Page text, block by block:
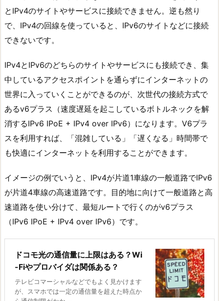
とIPv4のサイトやサービスに接続できません。逆も然り
で、IPv4の回線を使っていると、IPv6のサイトなどに接続
できないです。
IPv4とIPv6のどちらのサイトやサービスにも接続でき、集
中しているアクセスポイントを通らずにインターネットの
世界に入っていくことができるのが、次世代の接続方式で
あるv6プラス（速度遅延を起こしているボトルネックを解
消するIPv6 IPoE + IPv4 over IPv6）になります。V6プラ
スを利用すれば、「混雑している」「遅くなる」時間帯で
も快適にインターネットを利用することができます。
イメージの例でいうと、IPv4が片道1車線の一般道路でIPv6
が片道4車線の高速道路です。目的地に向けて一般道路と高
速道路を使い分けて、最短ルートで行くのがv6プラス
（IPv6 IPoE + IPv4 over IPv6）です。
ドコモ光の通信量に上限はある？Wi
-Fiやプロバイダは関係ある？
テレビコマーシャルなどでもよく見かけます
が、スマホでは一定の通信量を超えた時点か